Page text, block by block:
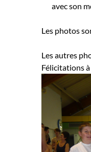
avec son
Les photos
Les autres
Félicitations